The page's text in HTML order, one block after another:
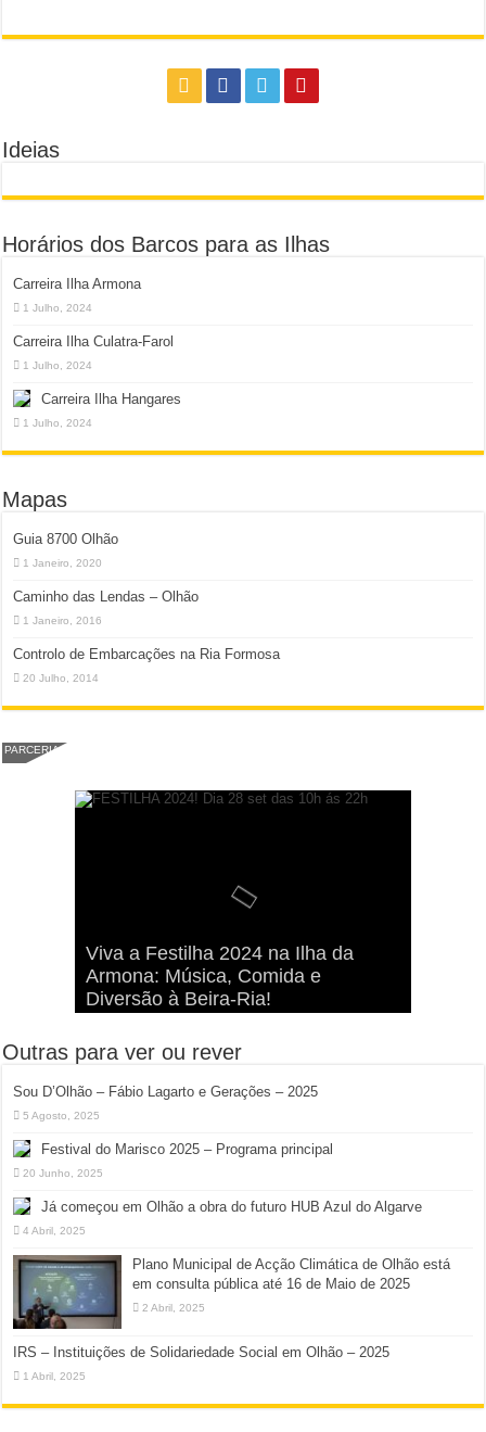
Ideias
Horários dos Barcos para as Ilhas
Carreira Ilha Armona
1 Julho, 2024
Carreira Ilha Culatra-Farol
1 Julho, 2024
Carreira Ilha Hangares
1 Julho, 2024
Mapas
Guia 8700 Olhão
1 Janeiro, 2020
Caminho das Lendas – Olhão
1 Janeiro, 2016
Controlo de Embarcações na Ria Formosa
20 Julho, 2014
PARCERIA
Sou D’Olhão – Fábio Lagarto e
Gerações – 2025
Viva a Festilha 2024 na Ilha da
Armona: Música, Comida e
Diversão à Beira-Ria!
Taphani X Benkest: Vídeo Musical
na Ilha da Armona
Fábio Lagarto e Gerações Lançam
“Lavar a Loiça” na Ilha dos
Hangares
Festival Pirata 2024 Invade Olhão:
Quatro Dias Mais Um de Aventura e
Diversão!
Outras para ver ou rever
Sou D’Olhão – Fábio Lagarto e Gerações – 2025
5 Agosto, 2025
Festival do Marisco 2025 – Programa principal
20 Junho, 2025
Já começou em Olhão a obra do futuro HUB Azul do Algarve
4 Abril, 2025
Plano Municipal de Acção Climática de Olhão está
em consulta pública até 16 de Maio de 2025
2 Abril, 2025
IRS – Instituições de Solidariedade Social em Olhão – 2025
1 Abril, 2025